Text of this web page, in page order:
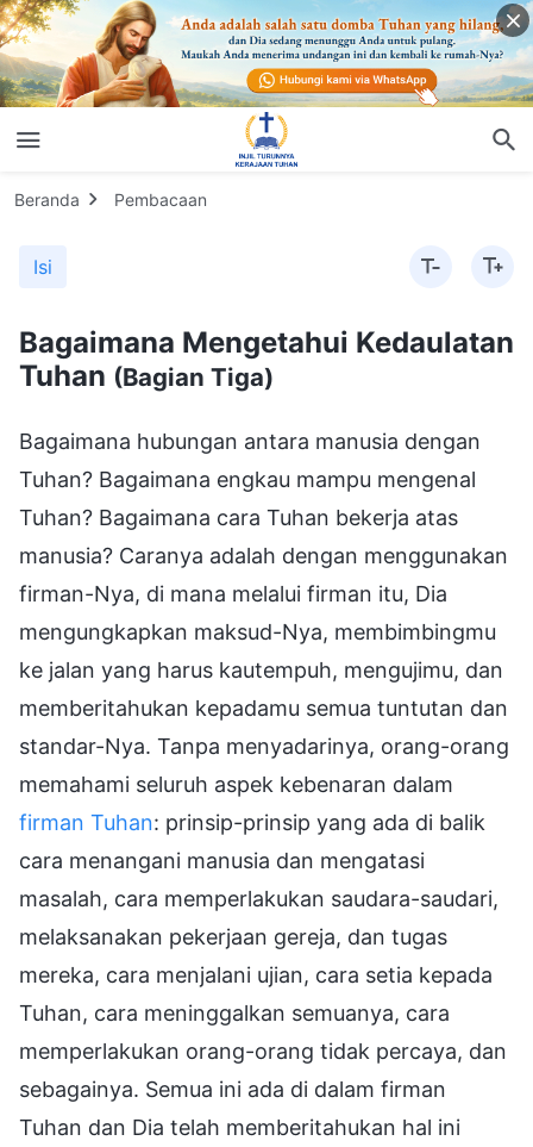
Beranda Pembacaan
Isi
Bagaimana Mengetahui Kedaulatan
Tuhan (Bagian Tiga)
Bagaimana hubungan antara manusia dengan
Tuhan? Bagaimana engkau mampu mengenal
Tuhan? Bagaimana cara Tuhan bekerja atas
manusia? Caranya adalah dengan menggunakan
firman-Nya, di mana melalui firman itu, Dia
mengungkapkan maksud-Nya, membimbingmu
ke jalan yang harus kautempuh, mengujimu, dan
memberitahukan kepadamu semua tuntutan dan
standar-Nya. Tanpa menyadarinya, orang-orang
memahami seluruh aspek kebenaran dalam
firman Tuhan: prinsip-prinsip yang ada di balik
cara menangani manusia dan mengatasi
masalah, cara memperlakukan saudara-saudari,
melaksanakan pekerjaan gereja, dan tugas
mereka, cara menjalani ujian, cara setia kepada
Tuhan, cara meninggalkan semuanya, cara
memperlakukan orang-orang tidak percaya, dan
sebagainya. Semua ini ada di dalam firman
Tuhan dan Dia telah memberitahukan hal ini